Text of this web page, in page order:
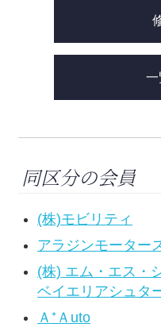
一
同区分の会員
(株)モビリティ
アラジンモーター
(株) エム・エス・
ベイエリアシュタ
Ａ⁺Ａuto